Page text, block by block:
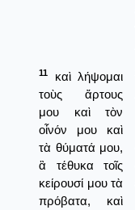
11
καὶ λήψομαι
τοὺς ἄρτους
μου καὶ τὸν
οἶνόν μου καὶ
τὰ θύματά μου,
ἃ τέθυκα τοῖς
κείρουσί μου τὰ
πρόβατα, καὶ